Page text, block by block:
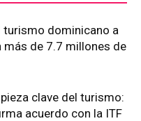
turismo dominicano a
de 7.7 millones de
clave del turismo:
acuerdo con la ITF